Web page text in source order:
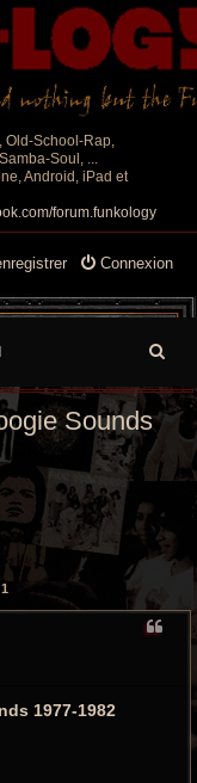
Old-School-Rap,
Soul, ...
Android, iPad et
forum.funkology
Connexion
e
r
Sounds
GROOVYAVANCÉE
1
1977-1982